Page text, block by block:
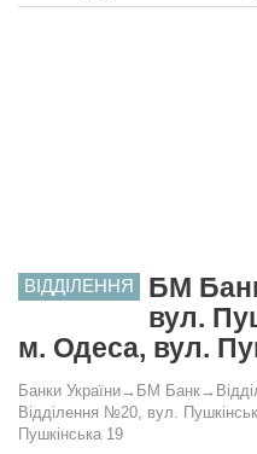
ВІДДІЛЕННЯ
БМ
вул.
м. Одеса, вул.
Банки України→ БМ Банк→
Відділення №20, вул.
Пушкінська 19